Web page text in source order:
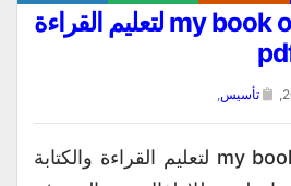
كتاب my book of phonics لتعليم القراءة
تأسيس,
كتاب my book of phonics لتعليم القراءة والكتابة